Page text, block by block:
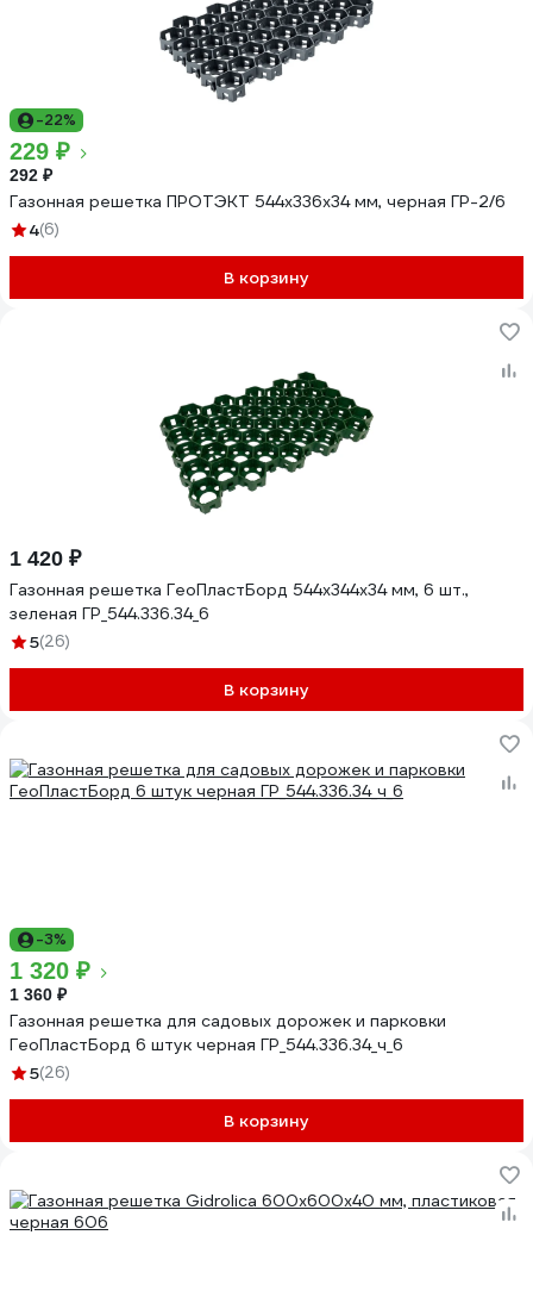
-22%
229 ₽
292 ₽
Газонная решетка ПРОТЭКТ 544х336х34 мм, черная ГР-2/6
4(6)
В корзину
1 420 ₽
Газонная решетка ГеоПластБорд 544x344x34 мм, 6 шт.,
зеленая ГР_544.336.34_6
5(26)
В корзину
-3%
1 320 ₽
1 360 ₽
Газонная решетка для садовых дорожек и парковки
ГеоПластБорд 6 штук черная ГР_544.336.34_ч_6
5(26)
В корзину